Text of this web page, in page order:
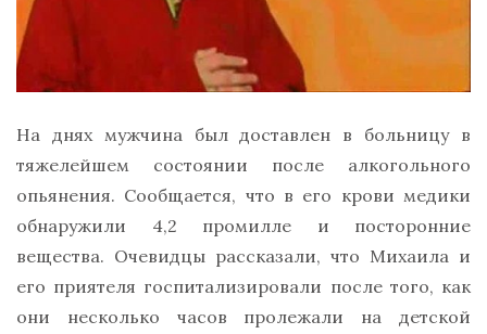
На днях мужчина был доставлен в больницу в
тяжелейшем состоянии после алкогольного
опьянения. Сообщается, что в его крови медики
обнаружили 4,2 промилле и посторонние
вещества. Очевидцы рассказали, что Михаила и
его приятеля госпитализировали после того, как
они несколько часов пролежали на детской